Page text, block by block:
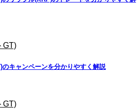
GT)
キャンペーンを分かりやすく解説
GT)